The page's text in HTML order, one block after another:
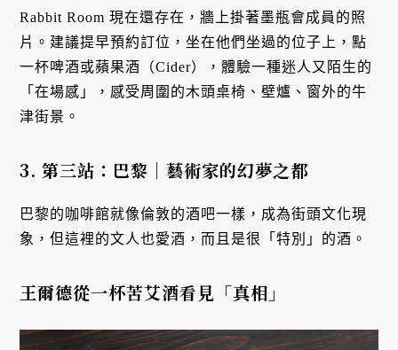
Rabbit Room 現在還存在，牆上掛著墨瓶會成員的照
片。建議提早預約訂位，坐在他們坐過的位子上，點
一杯啤酒或蘋果酒（Cider），體驗一種迷人又陌生的
「在場感」，感受周圍的木頭桌椅、壁爐、窗外的牛
津街景。
3. 第三站：巴黎｜藝術家的幻夢之都
巴黎的咖啡館就像倫敦的酒吧一樣，成為街頭文化現
象，但這裡的文人也愛酒，而且是很「特別」的酒。
王爾德從一杯苦艾酒看見「真相」